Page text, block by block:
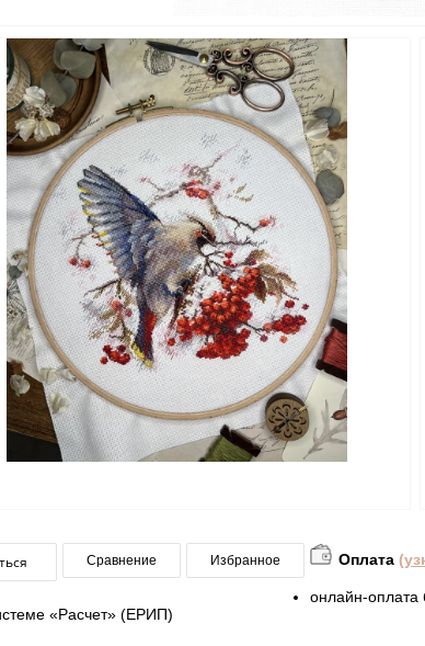
Сравнение Избранное Оплата
онлайн-оплата
«Расчет» (ЕРИП)